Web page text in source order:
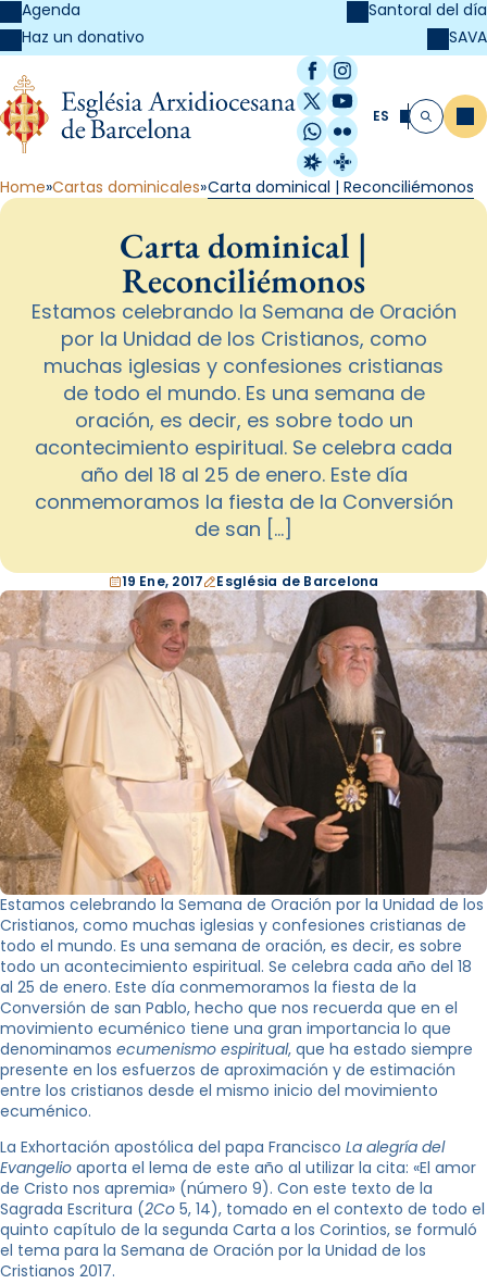
Agenda
Haz un donativo
Santoral del día
SAVA
Facebook
Instagram
X / Twitter
YouTube
WhatsApp
Flickr
Radio Estel
Catalunya
ES Buscar
Home Cartas dominicales Carta dominical | Reconciliémonos
Carta dominical |
Reconciliémonos
Estamos celebrando la Semana de Oración
por la Unidad de los Cristianos, como
muchas iglesias y confesiones cristianas
de todo el mundo. Es una semana de
oración, es decir, es sobre todo un
acontecimiento espiritual. Se celebra cada
año del 18 al 25 de enero. Este día
conmemoramos la fiesta de la Conversión
de san […]
19 Ene, 2017 Església de Barcelona
Estamos celebrando la Semana de Oración por la Unidad de los
Cristianos, como muchas iglesias y confesiones cristianas de
todo el mundo. Es una semana de oración, es decir, es sobre
todo un acontecimiento espiritual. Se celebra cada año del 18
al 25 de enero. Este día conmemoramos la fiesta de la
Conversión de san Pablo, hecho que nos recuerda que en el
movimiento ecuménico tiene una gran importancia lo que
denominamos ecumenismo espiritual, que ha estado siempre
presente en los esfuerzos de aproximación y de estimación
entre los cristianos desde el mismo inicio del movimiento
ecuménico.
La Exhortación apostólica del papa Francisco La alegría del
Evangelio aporta el lema de este año al utilizar la cita: «El amor
de Cristo nos apremia» (número 9). Con este texto de la
Sagrada Escritura (2Co 5, 14), tomado en el contexto de todo el
quinto capítulo de la segunda Carta a los Corintios, se formuló
el tema para la Semana de Oración por la Unidad de los
Cristianos 2017.